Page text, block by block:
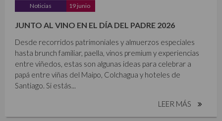
Noticias 19 junio
JUNTO AL VINO EN EL DÍA DEL PADRE 2026
Desde recorridos patrimoniales y almuerzos especiales
hasta brunch familiar, paella, vinos premium y experiencias
entre viñedos, estas son algunas ideas para celebrar a
papá entre viñas del Maipo, Colchagua y hoteles de
Santiago. Si estás...
LEER MÁS